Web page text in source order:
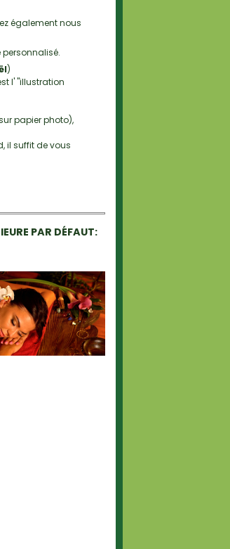
également nous
)
l' "illustration
papier photo),
il suffit de vous
PAR DÉFAUT: